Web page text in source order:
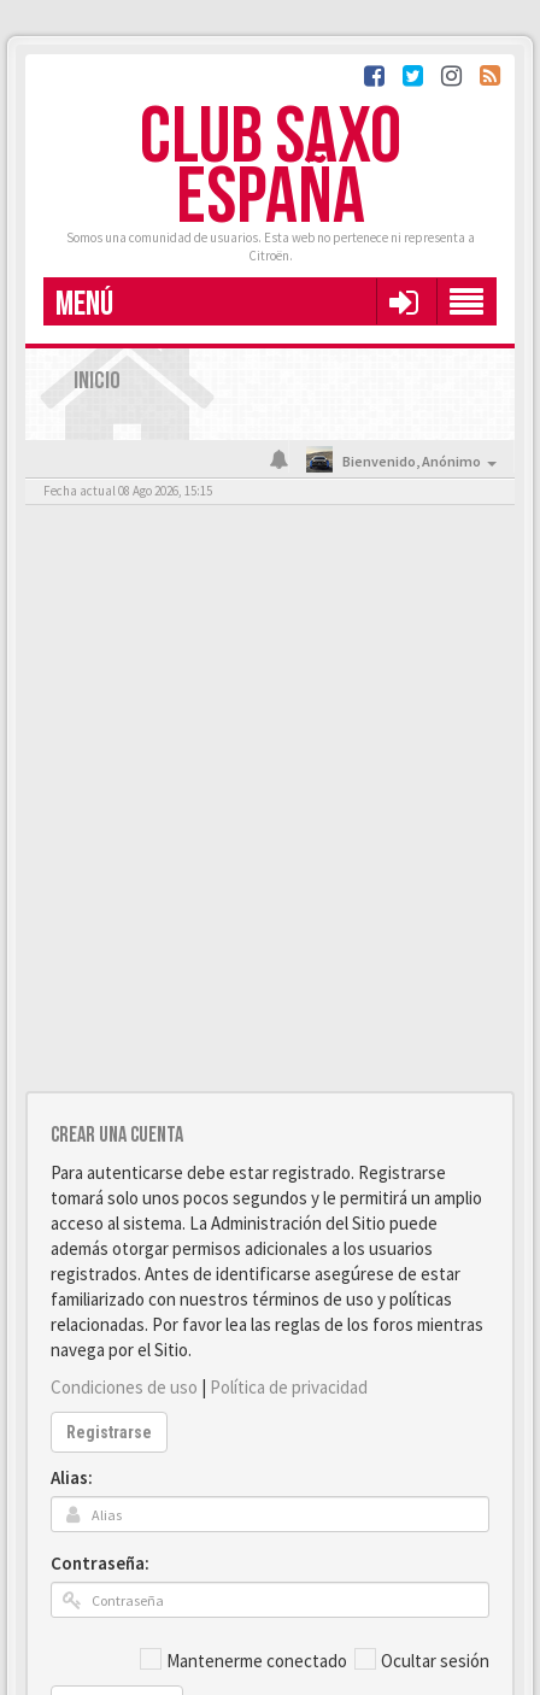
CLUB SAXO
ESPAÑA
Somos una comunidad de usuarios. Esta web no pertenece ni representa a
Citroën.
MENÚ
INICIO
Bienvenido,Anónimo
Fecha actual 08 Ago 2026, 15:15
Crear una cuenta
Para autenticarse debe estar registrado. Registrarse
tomará solo unos pocos segundos y le permitirá un amplio
acceso al sistema. La Administración del Sitio puede
además otorgar permisos adicionales a los usuarios
registrados. Antes de identificarse asegúrese de estar
familiarizado con nuestros términos de uso y políticas
relacionadas. Por favor lea las reglas de los foros mientras
navega por el Sitio.
Condiciones de uso | Política de privacidad
Registrarse
Alias:
Contraseña:
Mantenerme conectado Ocultar sesión